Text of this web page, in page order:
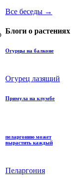
Все беседы →
Блоги о растениях
Огурцы на балконе
Огурец лазящий
Примула на клумбе
пеларгонию может
вырастить каждый
Пеларгония